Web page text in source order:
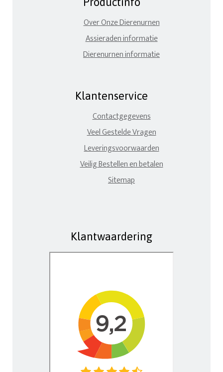
Over Onze Dierenurnen
Assieraden informatie
Dierenurnen informatie
Klantenservice
Contactgegevens
Veel Gestelde Vragen
Leveringsvoorwaarden
Veilig Bestellen en betalen
Sitemap
Klantwaardering